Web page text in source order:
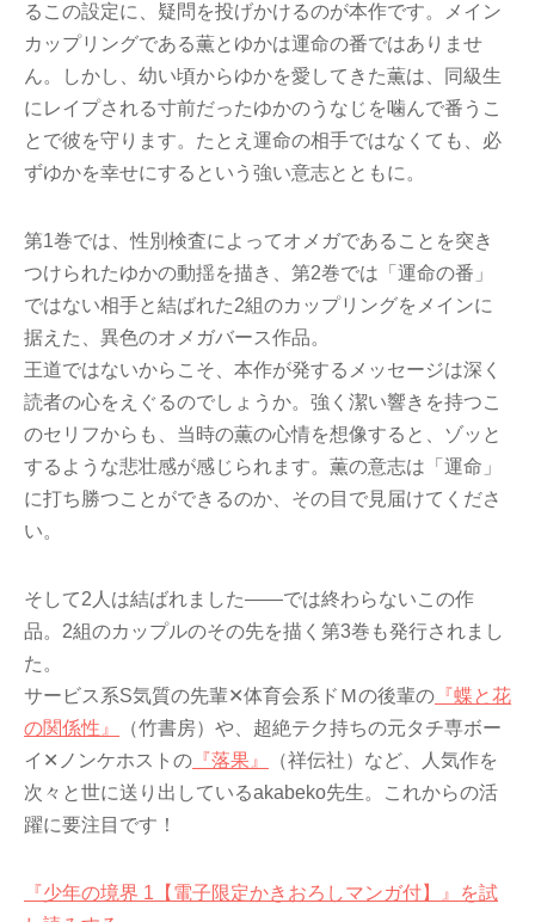
るこの設定に、疑問を投げかけるのが本作です。メイン
カップリングである薫とゆかは運命の番ではありませ
ん。しかし、幼い頃からゆかを愛してきた薫は、同級生
にレイプされる寸前だったゆかのうなじを噛んで番うこ
とで彼を守ります。たとえ運命の相手ではなくても、必
ずゆかを幸せにするという強い意志とともに。
第1巻では、性別検査によってオメガであることを突き
つけられたゆかの動揺を描き、第2巻では「運命の番」
ではない相手と結ばれた2組のカップリングをメインに
据えた、異色のオメガバース作品。
王道ではないからこそ、本作が発するメッセージは深く
読者の心をえぐるのでしょうか。強く潔い響きを持つこ
のセリフからも、当時の薫の心情を想像すると、ゾッと
するような悲壮感が感じられます。薫の意志は「運命」
に打ち勝つことができるのか、その目で見届けてくださ
い。
そして2人は結ばれました――では終わらないこの作
品。2組のカップルのその先を描く第3巻も発行されまし
た。
サービス系S気質の先輩✕体育会系ドＭの後輩の 『蝶と花
の関係性』
（竹書房）や、超絶テク持ちの元タチ専ボー
イ✕ノンケホストの 『落果』
（祥伝社）など、人気作を
次々と世に送り出しているakabeko先生。これからの活
躍に要注目です！
『少年の境界 1【電子限定かきおろしマンガ付】』を試